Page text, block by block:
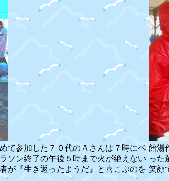
て参加した７０代のＡさんは７時にベ
ソン終了の午後５時まで火が絶えない
が『生き返ったようだ』と喜こぶのを
飴湯
った
笑顔